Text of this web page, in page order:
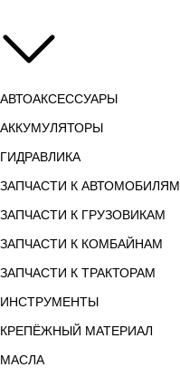
АВТОАКСЕССУАРЫ
АККУМУЛЯТОРЫ
ГИДРАВЛИКА
ЗАПЧАСТИ К АВТОМОБИЛЯМ
ЗАПЧАСТИ К ГРУЗОВИКАМ
ЗАПЧАСТИ К КОМБАЙНАМ
ЗАПЧАСТИ К ТРАКТОРАМ
ИНСТРУМЕНТЫ
КРЕПЁЖНЫЙ МАТЕРИАЛ
МАСЛА